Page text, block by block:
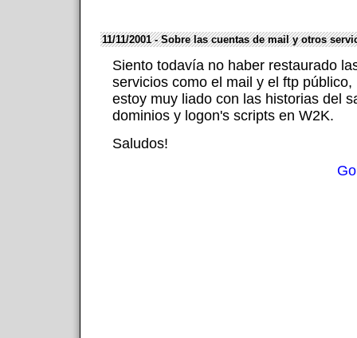
11/11/2001 - Sobre las cuentas de mail y otros
Siento todavía no haber restaurado
servicios como el mail y el ftp
estoy muy liado con las historias del
dominios y logon's scripts en W2K.
Saludos!